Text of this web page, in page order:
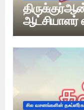
ஆட்சியாளர்
என்ன?
சில வசனங்களின்